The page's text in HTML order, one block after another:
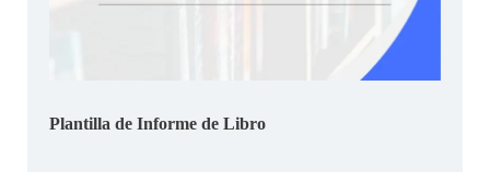
Plantilla de Informe de Libro